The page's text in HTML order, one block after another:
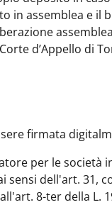
in assemblea e il
d’Appello di
firmata
per le società
sensi dell'art. 31,
8-ter della L.